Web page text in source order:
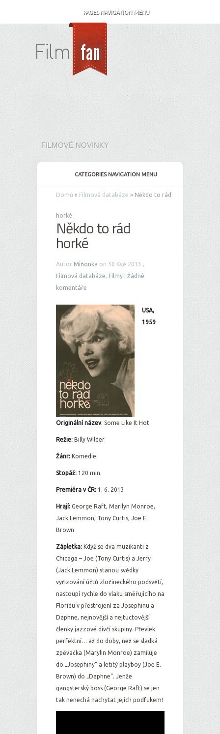
PAGES NAVIGATION MENU
FILMOVÉ NOVINKY
CATEGORIES NAVIGATION MENU
Domů » Filmová databáze » Někdo to rád
horké
Někdo to rád
horké
Autor Miňonka on 30 Kvě 2013 ,
Filmová databáze, Filmy
Žádné
komentáře
USA,
1959
Originální název: Some Like It Hot
Režie: Billy Wilder
Žánr: Komedie
Stopáž: 120 min.
Premiéra v ČR: 1. 6. 2013
Hrají: George Raft, Marilyn Monroe,
Jack Lemmon, Tony Curtis, Joe E.
Brown
Zápletka: Když se dva muzikanti z
Chicaga – Joe (Tony Curtis) a Jerry
(Jack Lemmon) stanou svědky
vyřizování účtů zločineckého podsvětí,
nastoupí rychle do vlaku směřujícího na
Floridu v přestrojení za Josephinu a
Daphne, nejnovější a nejtuctovější
členky jazzové dívčí skupiny. Převlek
perfektní… až do doby, než se sladká
zpěvačka (Marylin Monroe) zamiluje
do „Josephiny“ a letitý playboy (Joe E.
Brown) do „Daphne“. Jenže
gangsterský boss (George Raft) se jen
tak nenechá nachytat jejich podfukem!